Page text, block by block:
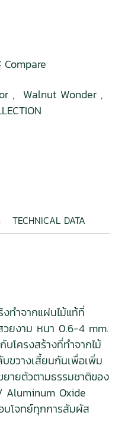
Compare
, Walnut Wonder ,
TECHNICAL DATA
ทำจากแผ่นไม้แท้ที่
ยงาม หนา 0.6-4 mm.
โครงสร้างที่ทำจากไม้
ขวางเสี้ยนกันเพื่อเพิ่ม
ายตัวตามธรรมชาติของ
Aluminum Oxide
บโจทย์ทุกการสัมผัส